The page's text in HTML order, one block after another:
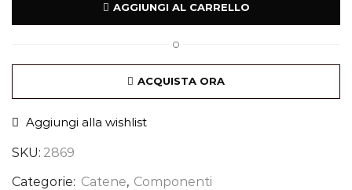
AGGIUNGI AL CARRELLO
O
ACQUISTA ORA
Aggiungi alla wishlist
SKU: 2869
Categorie: Catene, Componenti